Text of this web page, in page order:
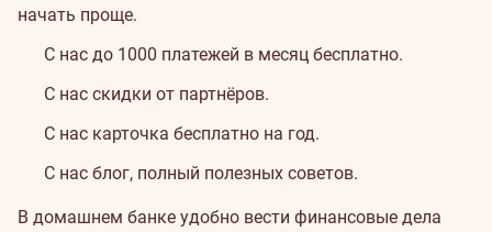
начать проще.
С нас до 1000 платежей в месяц бесплатно.
С нас скидки от партнёров.
С нас карточка бесплатно на год.
С нас блог, полный полезных советов.
В домашнем банке удобно вести финансовые дела